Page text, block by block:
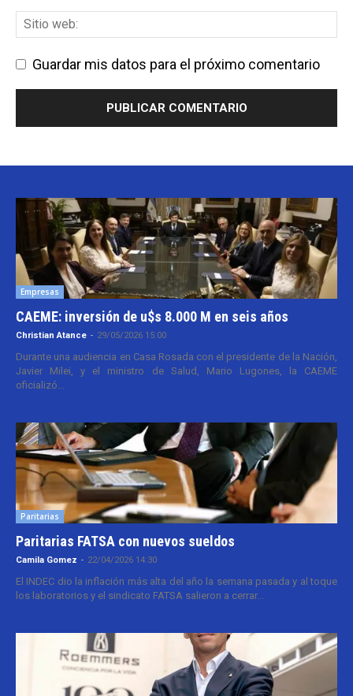
Guardar mis datos para el próximo comentario
Empresas
CAEME: inversión de u$s 8.000 M en seis años
Christian Atance - 29/05/2026 15:00
Durante una audiencia en Casa Rosada con el presidente de la Nación,
Javier Milei, y el ministro de Salud, Mario Lugones, la CAEME
oficializó...
Paritarias
Paritarias FATSA con nuevos sueldos
Camila Gomez - 22/04/2026 14:30
El INDEC dio la inflación más alta del año la semana pasada y al toque
los laboratorios y el sindicato FATSA salieron a cerrar...